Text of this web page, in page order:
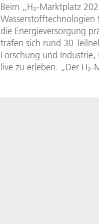
Beim „H₂-Marktplatz
die Energieversorgung
trafen sich rund 30
Forschung und
live zu erleben. „Der H₂-